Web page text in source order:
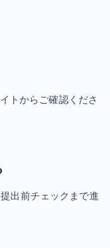
トからご確認くださ
出前チェックまで進